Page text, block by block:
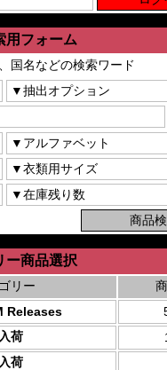
用フォーム
国名などの検索ワード
ー商品選択
リー
Releases
荷
荷